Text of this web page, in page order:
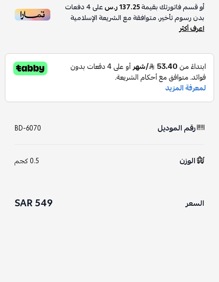
أو قسم فاتورتك بقيمة137.25 ر.س على4دفعات
بدون رسوم تأخير، متوافقة مع الشريعة الإسلامية
اعرف أكثر
رقم الموديل BD-6070
الوزن 0.5 كجم
السعر 549 SAR